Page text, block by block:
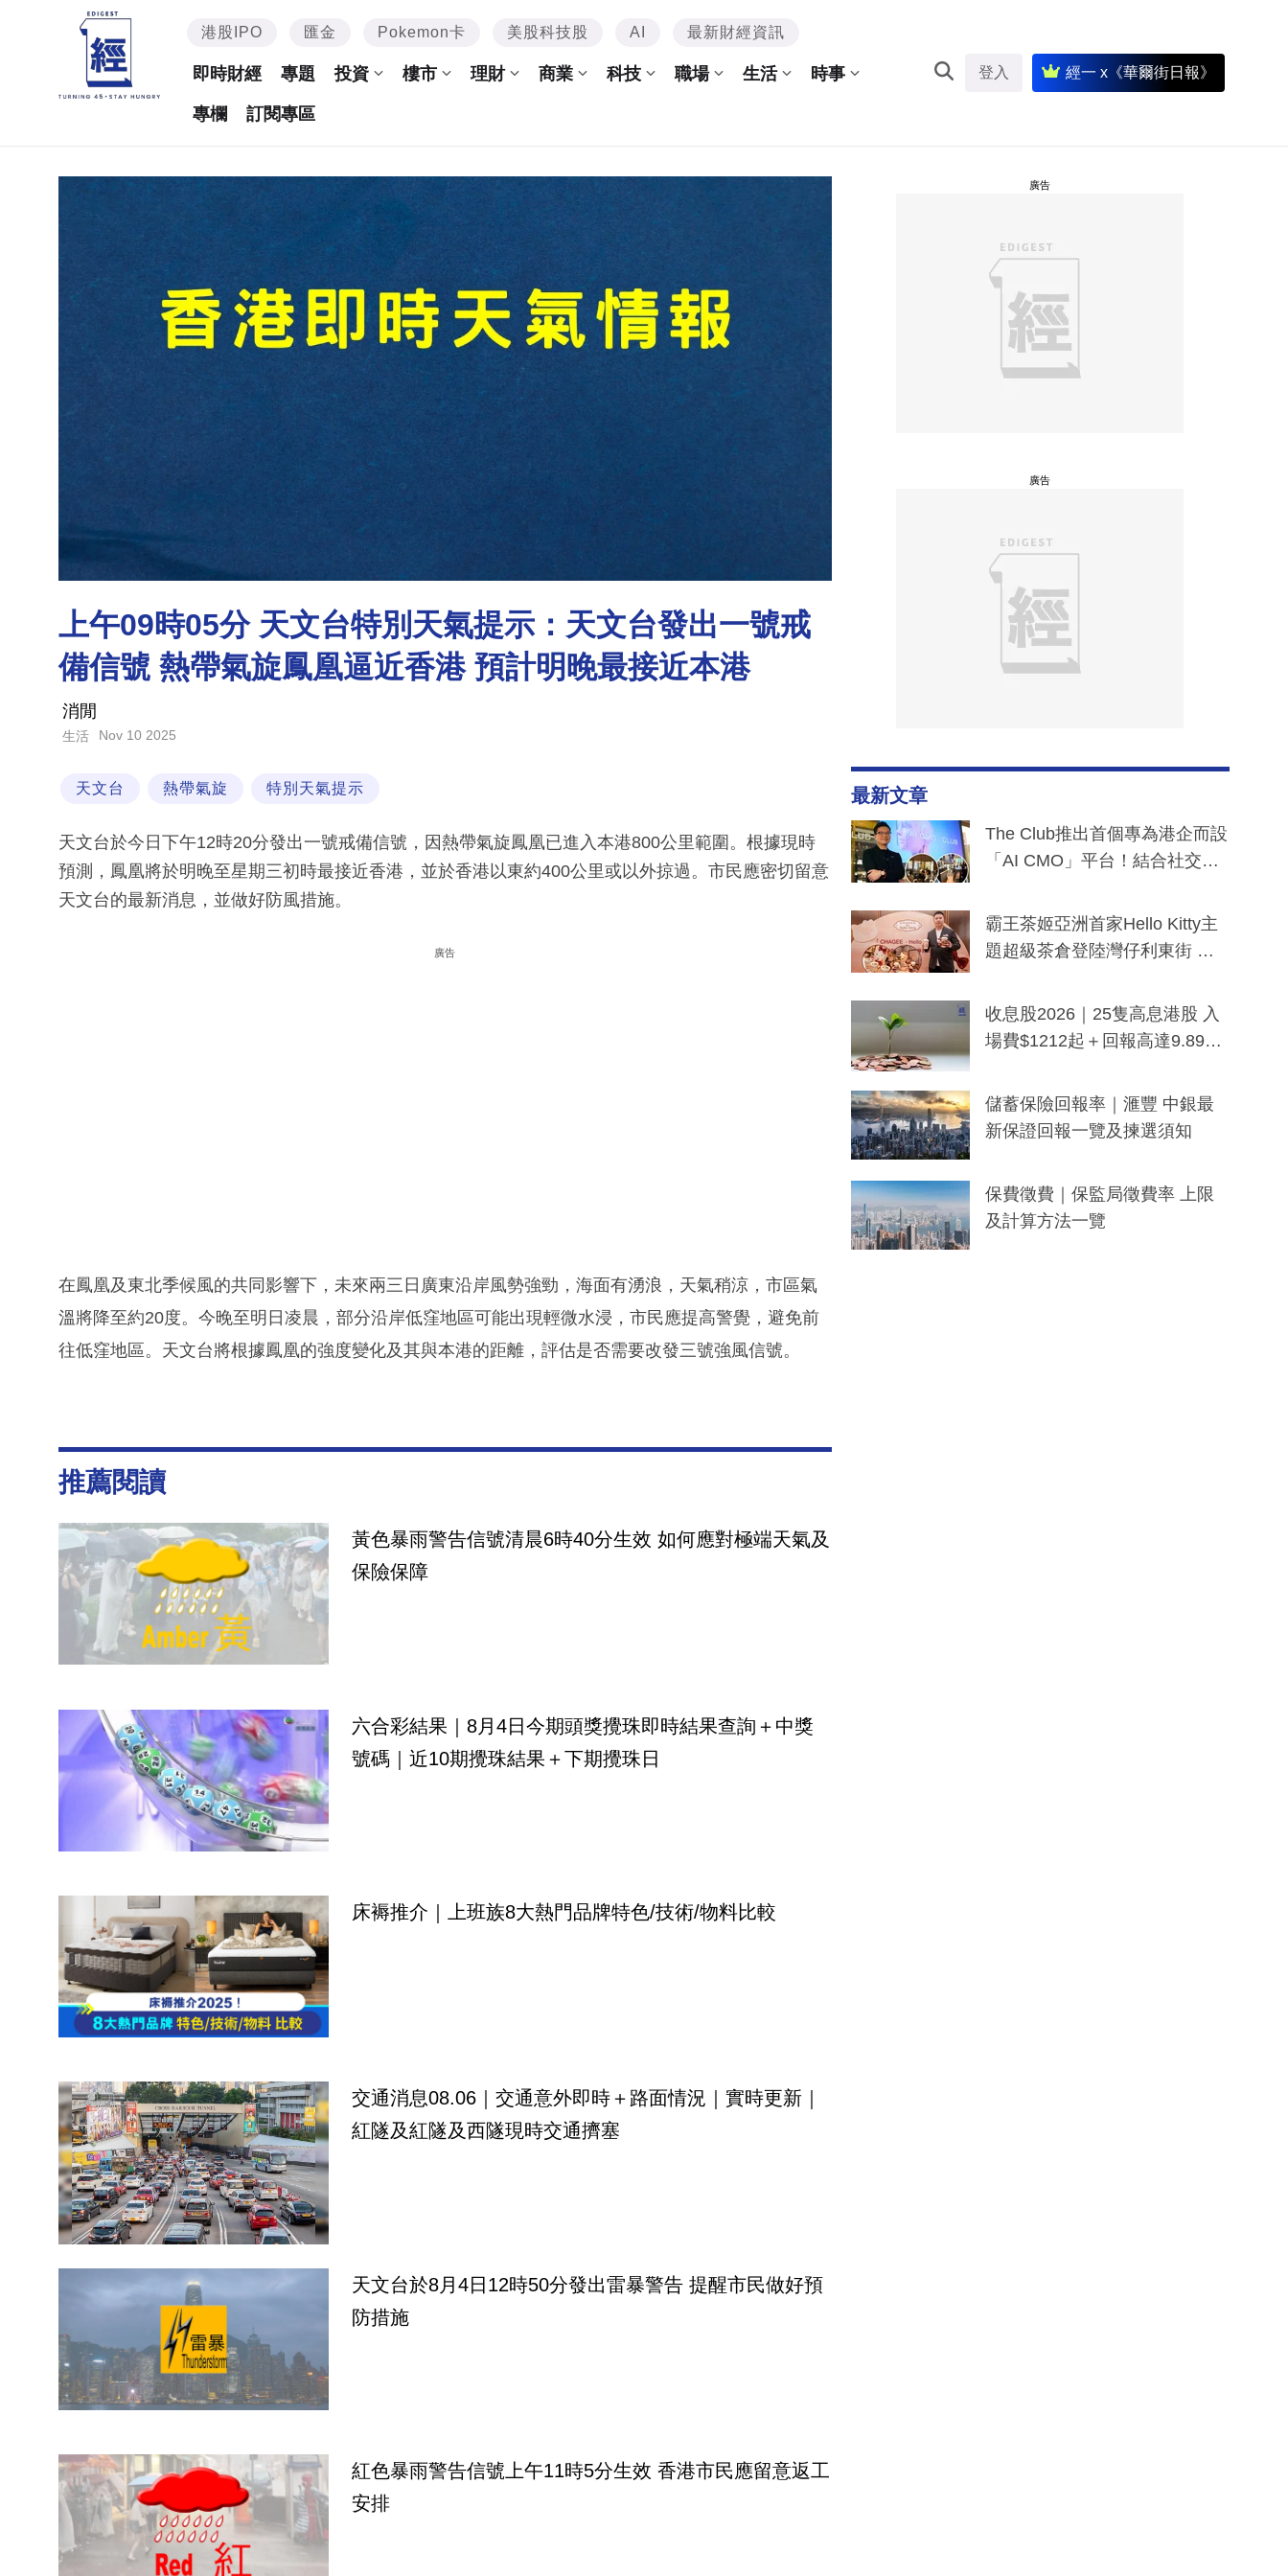
港股IPO 匯金 Pokemon卡 美股科技股 AI 最新財經資訊
即時財經 專題 投資 樓市 理財 商業 科技 職場 生活 時事
專欄 訂閱專區
登入 經一 x《華爾街日報》
上午09時05分 天文台特別天氣提示：天文台發出一號戒
備信號 熱帶氣旋鳳凰逼近香港 預計明晚最接近本港
消閒
生活 Nov 10 2025
天文台 熱帶氣旋 特別天氣提示
天文台於今日下午12時20分發出一號戒備信號，因熱帶氣旋鳳凰已進入本港800公里範圍。根據現時
預測，鳳凰將於明晚至星期三初時最接近香港，並於香港以東約400公里或以外掠過。市民應密切留意
天文台的最新消息，並做好防風措施。
廣告
在鳳凰及東北季候風的共同影響下，未來兩三日廣東沿岸風勢強勁，海面有湧浪，天氣稍涼，市區氣
溫將降至約20度。今晚至明日凌晨，部分沿岸低窪地區可能出現輕微水浸，市民應提高警覺，避免前
往低窪地區。天文台將根據鳳凰的強度變化及其與本港的距離，評估是否需要改發三號強風信號。
推薦閱讀
黃色暴雨警告信號清晨6時40分生效 如何應對極端天氣及
保險保障
六合彩結果｜8月4日今期頭獎攪珠即時結果查詢＋中獎
號碼｜近10期攪珠結果＋下期攪珠日
床褥推介｜上班族8大熱門品牌特色/技術/物料比較
交通消息08.06｜交通意外即時＋路面情況｜實時更新｜
紅隧及紅隧及西隧現時交通擠塞
天文台於8月4日12時50分發出雷暴警告 提醒市民做好預
防措施
紅色暴雨警告信號上午11時5分生效 香港市民應留意返工
安排
廣告
廣告
最新文章
The Club推出首個專為港企而設
「AI CMO」平台！結合社交聆
分鐘生成「貼地」宣傳短片
霸王茶姬亞洲首家Hello Kitty主
題超級茶倉登陸灣仔利東街 推
y及香港限定特調系列
收息股2026｜25隻高息港股 入
場費$1212起＋回報高達9.89
儲蓄保險回報率｜滙豐 中銀最
新保證回報一覽及揀選須知
保費徵費｜保監局徵費率 上限
及計算方法一覽